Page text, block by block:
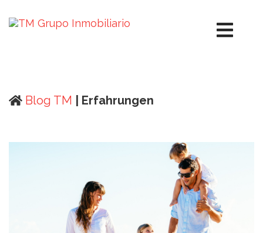
Blog TM | Erfahrungen